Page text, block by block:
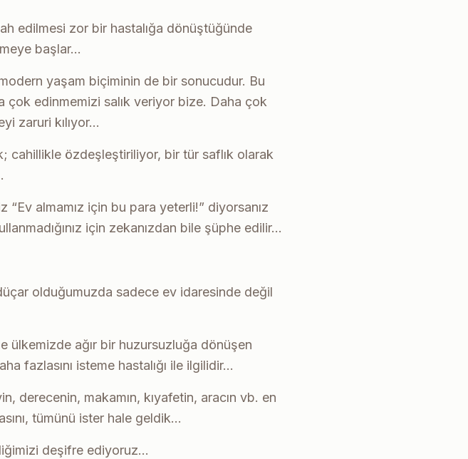
edilmesi zor bir hastalığa dönüştüğünde
başlar…
yaşam biçiminin de bir sonucudur. Bu
çok edinmemizi salık veriyor bize. Daha çok
zaruri kılıyor…
cahillikle özdeşleştiriliyor, bir tür saflık olarak
“Ev almamız için bu para yeterli!” diyorsanız
için zekanızdan bile şüphe edilir…
olduğumuzda sadece ev idaresinde değil
ülkemizde ağır bir huzursuzluğa dönüşen
fazlasını isteme hastalığı ile ilgilidir…
derecenin, makamın, kıyafetin, aracın vb. en
tümünü ister hale geldik…
deşifre ediyoruz…